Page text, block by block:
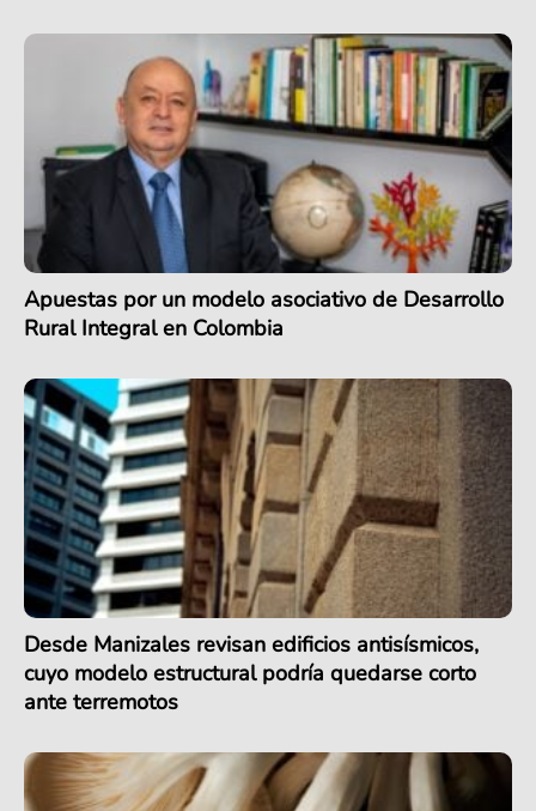
Apuestas por un modelo asociativo de Desarrollo
Rural Integral en Colombia
Desde Manizales revisan edificios antisísmicos,
cuyo modelo estructural podría quedarse corto
ante terremotos